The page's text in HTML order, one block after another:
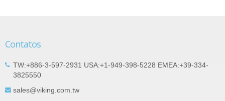
Contatos
TW:+886-3-597-2931 USA:+1-949-398-5228 EMEA:+39-334-
3825550
sales@viking.com.tw